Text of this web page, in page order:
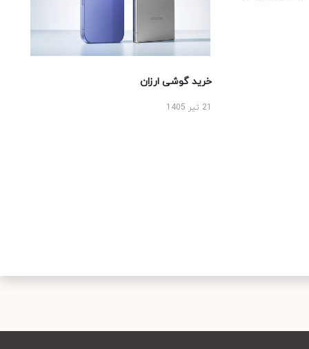
خرید گوشی ارزان